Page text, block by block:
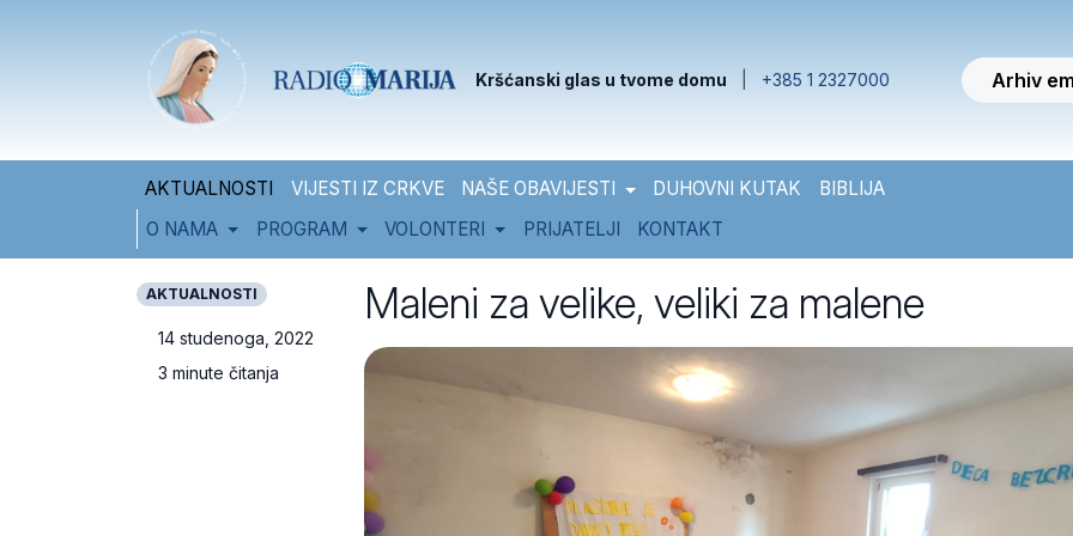
Kršćanski glas u tvome domu +385 1 2327000 Arhiv
AKTUALNOSTI VIJESTI IZ CRKVE NAŠE OBAVIJESTI DUHOVNI KUTAK
BIBLIJA
O NAMA
PROGRAM VOLONTERI PRIJATELJI KONTAKT
AKTUALNOSTI
14 studenoga, 2022
3 minute čitanja
Maleni za velike, veliki za malene